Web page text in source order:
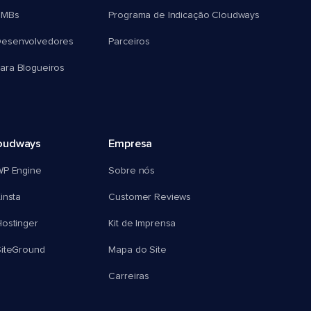
Blogueiros
Programa de Indicação Cloudways
Parceiros
Engine
Empresa
Sobre nós
Customer Reviews
Kit de Imprensa
Mapa do Site
Carreiras